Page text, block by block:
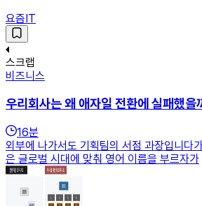
요즘IT
스크랩
비즈니스
우리회사는 왜 애자일 전환에 실패했을
16분
외부에 나가서도 기획팀의 서점 과장입니다
은 글로벌 시대에 맞춰 영어 이름을 부르자가